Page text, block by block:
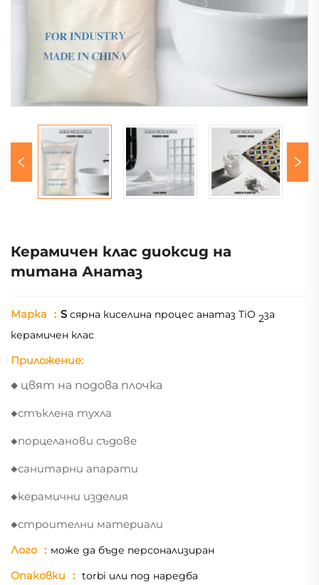
Керамичен клас диоксид на
титана Анатаз
Марка ： S сярна киселина процес анатаз TiO 2за
керамичен клас
Приложение:
◆ цвят на подова плочка
◆стъклена тухла
◆порцеланови съдове
◆санитарни апарати
◆керамични изделия
◆строителни материали
Лого ： може да бъде персонализиран
Опаковки
： torbi или под наредба